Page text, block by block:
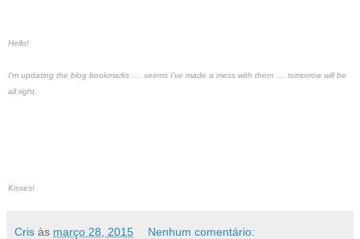
Hello!
I'm updating the blog bookmarks .... seems I've made a mess with them .... tomorrow will be
all right.
Kisses!
Cris às março 28, 2015 Nenhum comentário: